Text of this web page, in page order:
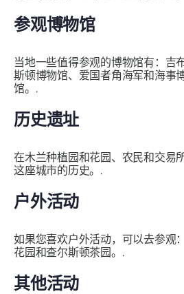
参观博物馆
当地一些值得参观的博物馆有：吉
斯顿博物馆、爱国者角海军和海事
馆。.
历史遗址
在木兰种植园和花园、农民和交易
这座城市的历史。.
户外活动
如果您喜欢户外活动，可以去参观
花园和查尔斯顿茶园。.
其他活动